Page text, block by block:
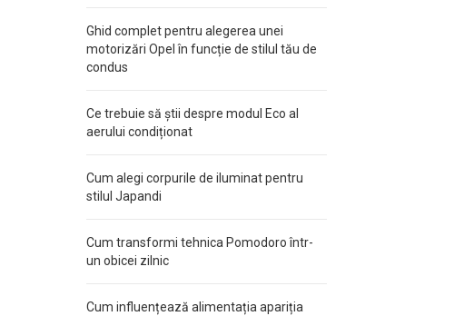
Ghid complet pentru alegerea unei
motorizări Opel în funcție de stilul tău de
condus
Ce trebuie să știi despre modul Eco al
aerului condiționat
Cum alegi corpurile de iluminat pentru
stilul Japandi
Cum transformi tehnica Pomodoro într-
un obicei zilnic
Cum influențează alimentația apariția